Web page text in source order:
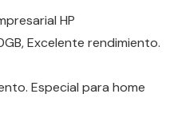
HP
Excelente rendimiento.
Especial para home